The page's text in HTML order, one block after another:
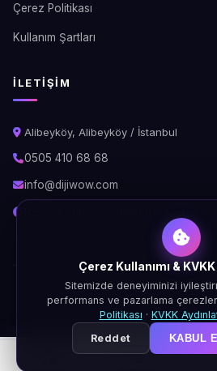
Çerez Politikası
Kullanım Şartları
İLETIŞIM
Alibeyköy, Alibeyköy / İstanbul
0505 410 68 68
info@dijiwow.com
© 2026 DijiWOW. Tüm
KVKK
GizlilikÇerez
Çerez Kullanımı &
Sitemizde deneyiminizi
performans ve pazarlama
Politikası · KVKK
Reddet
KABUL